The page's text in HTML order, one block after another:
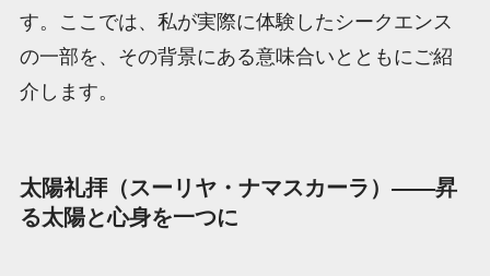
す。ここでは、私が実際に体験したシークエンス
の一部を、その背景にある意味合いとともにご紹
介します。
太陽礼拝（スーリヤ・ナマスカーラ）――昇
る太陽と心身を一つに